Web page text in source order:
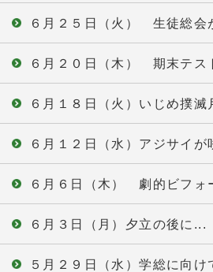
６月２５日（火） 生徒総会
６月２０日（木） 期末テス
６月１８日（火）いじめ撲滅
６月１２日（水）アジサイが
６月６日（木） 劇的ビフ
６月３日（月）夕立の後に...
５月２９日（水）学総に向け